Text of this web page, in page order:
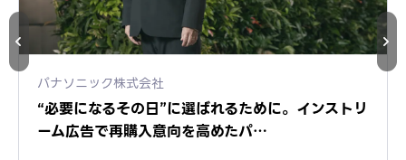
パナソニック株式会社
“必要になるその日”に選ばれるために。インストリ
ーム広告で再購入意向を高めたパ…